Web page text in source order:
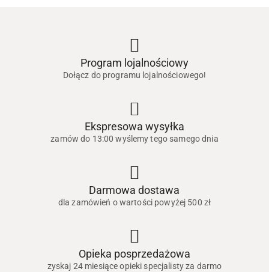
Program lojalnościowy
Dołącz do programu lojalnościowego!
Ekspresowa wysyłka
zamów do 13:00 wyślemy tego samego dnia
Darmowa dostawa
dla zamówień o wartości powyżej 500 zł
Opieka posprzedażowa
zyskaj 24 miesiące opieki specjalisty za darmo